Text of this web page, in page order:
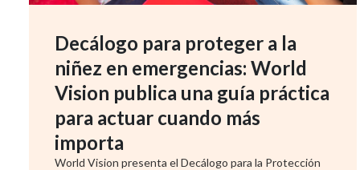
Decálogo para proteger a la
niñez en emergencias: World
Vision publica una guía práctica
para actuar cuando más
importa
World Vision presenta el Decálogo para la Protección